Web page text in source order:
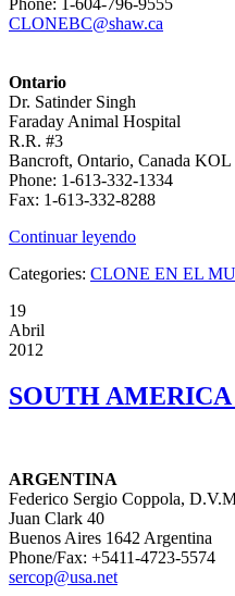
Phone: 1-604-796-9555
CLONEBC@shaw.ca
Ontario
Dr. Satinder Singh
Faraday Animal Hospital
R.R. #3
Bancroft, Ontario, Canada KOL
Phone: 1-613-332-1334
Fax: 1-613-332-8288
Continuar leyendo
Categories: CLONE EN EL
19
Abril
2012
SOUTH
ARGENTINA
Federico Sergio Coppola,
Juan Clark 40
Buenos Aires 1642 Argentina
Phone/Fax: +5411-4723-5574
sercop@usa.net